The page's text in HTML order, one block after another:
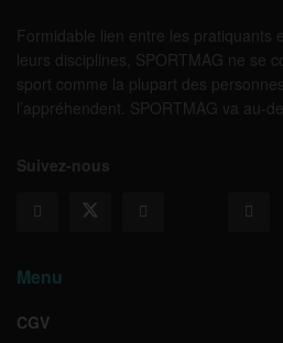
Formidable lien entre les pratiquants
leurs disciplines, SPORTMAG ne se
sport comme la plupart des
l’appréhendent. SPORTMAG va au-
Suivez-nous
Menu
CGV